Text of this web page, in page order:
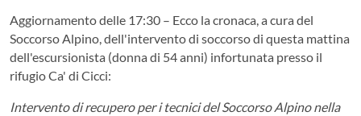
Aggiornamento delle 17:30 – Ecco la cronaca, a cura del
Soccorso Alpino, dell'intervento di soccorso di questa mattina
dell'escursionista (donna di 54 anni) infortunata presso il
rifugio Ca' di Cicci:
Intervento di recupero per i tecnici del Soccorso Alpino nella